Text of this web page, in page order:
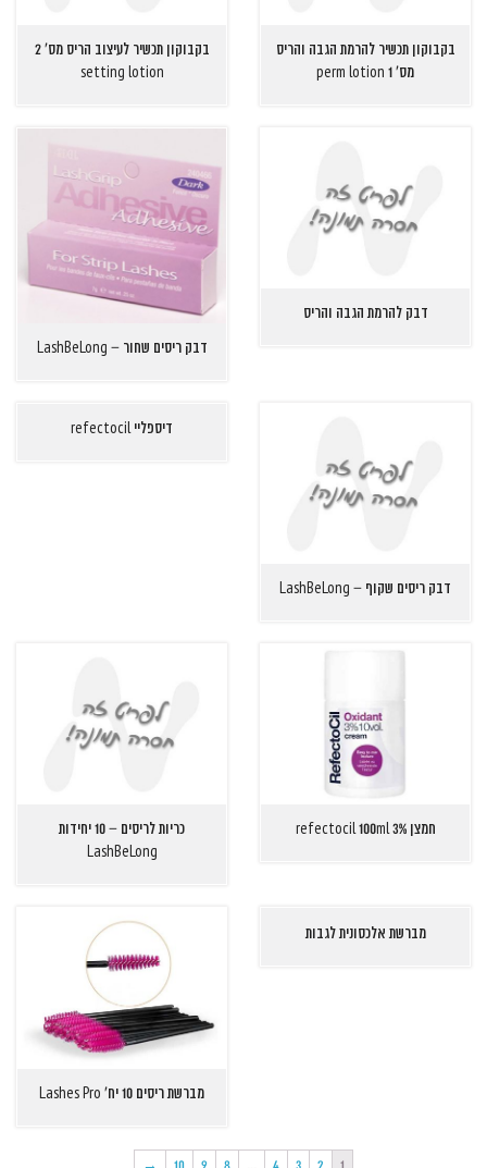
בקבוקון תכשיר להרמת הגבה והריס
מס' 1 perm lotion
בקבוקון תכשיר לעיצוב הריס מס' 2
setting lotion
דבק להרמת הגבה והריס
דבק ריסים שחור – LashBeLong
דבק ריסים שקוף – LashBeLong
דיספליי refectocil
חמצן 3% refec tocil 100ml
כריות לריסים – 10 יחידות
LashBeLong
מברשת אלכסונית לגבות
מברשת ריסים 10 יח' Lashes Pro
1
2
3
4
…
8
9
10
→